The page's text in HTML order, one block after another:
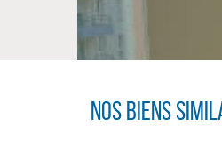
Nos biens